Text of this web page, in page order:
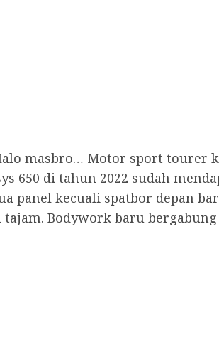
masbro… Motor sport tourer
650 di tahun 2022 sudah
panel kecuali spatbor depan
Bodywork baru